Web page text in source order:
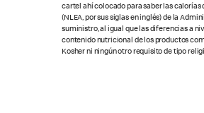
cartel ahí colocado para saber las calorías
(NLEA, por sus siglas en inglés) de la
suministro, al igual que las diferencias a
contenido nutricional de los productos
Kosher ni ningún otro requisito de tipo